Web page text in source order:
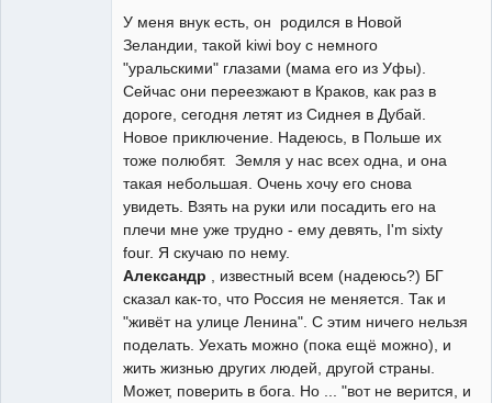
У меня внук есть, он родился в Новой
Зеландии, такой kiwi boy с немного
"уральскими" глазами (мама его из Уфы).
Сейчас они переезжают в Краков, как раз в
дороге, сегодня летят из Сиднея в Дубай.
Новое приключение. Надеюсь, в Польше их
тоже полюбят. Земля у нас всех одна, и она
такая небольшая. Очень хочу его снова
увидеть. Взять на руки или посадить его на
плечи мне уже трудно - ему девять, I'm sixty
four. Я скучаю по нему.
Александр , известный всем (надеюсь?) БГ
сказал как-то, что Россия не меняется. Так и
"живёт на улице Ленина". С этим ничего нельзя
поделать. Уехать можно (пока ещё можно), и
жить жизнью других людей, другой страны.
Может, поверить в бога. Но ... "вот не верится, и